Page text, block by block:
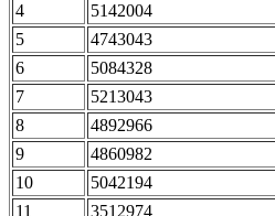
4 5142004
5 4743043
6 5084328
7 5213043
8 4892966
9 4860982
10 5042194
11 3512974